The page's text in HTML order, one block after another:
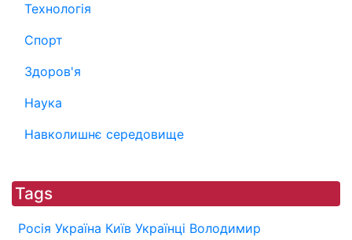
Технологія
Спорт
Здоров'я
Наука
Навколишнє середовище
Tags
Росія Україна Київ Українці Володимир